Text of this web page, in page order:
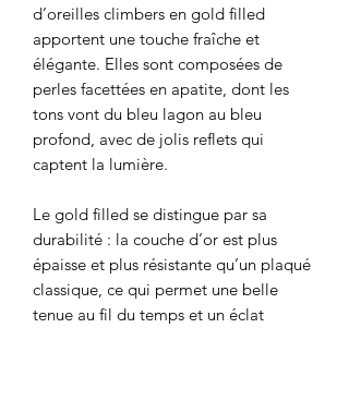
d’oreilles climbers en gold filled
apportent une touche fraîche et
élégante. Elles sont composées de
perles facettées en apatite, dont les
tons vont du bleu lagon au bleu
profond, avec de jolis reflets qui
captent la lumière.
Le gold filled se distingue par sa
durabilité : la couche d’or est plus
épaisse et plus résistante qu’un plaqué
classique, ce qui permet une belle
tenue au fil du temps et un éclat